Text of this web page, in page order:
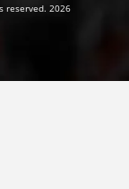
reserved. 2026